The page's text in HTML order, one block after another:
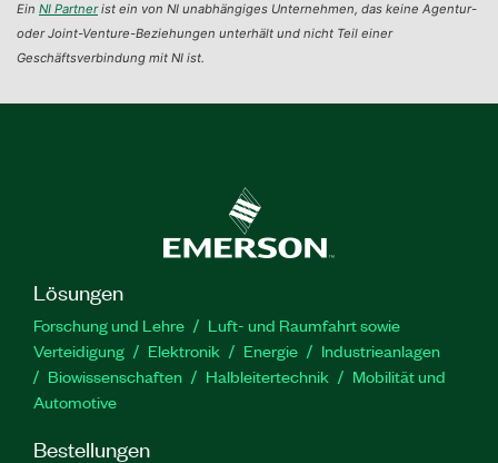
Ein NI Partnerist ein von NI unabhängiges Unternehmen, das keine Agentur-
oder Joint-Venture-Beziehungen unterhält und nicht Teil einer
Geschäftsverbindung mit NI ist.
Lösungen
Forschung und Lehre
Luft- und Raumfahrt sowie
Verteidigung
Elektronik Energie
Industrieanlagen
Biowissenschaften
Halbleitertechnik
Mobilität und
Automotive
Bestellungen